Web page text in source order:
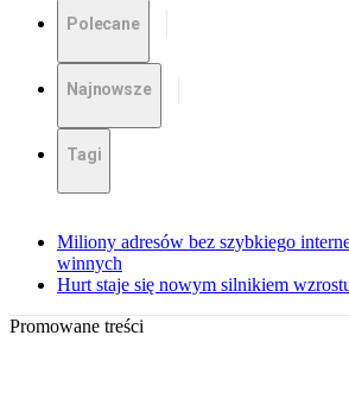
Polecane
Najnowsze
Tagi
Miliony adresów bez szybkiego
winnych
Hurt staje się nowym silnikiem
Promowane treści